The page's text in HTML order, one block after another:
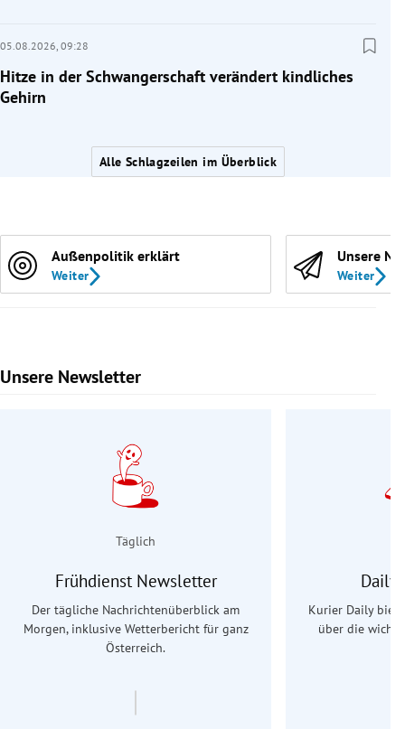
05.08.2026, 09:28
Hitze in der Schwangerschaft verändert kindliches
Gehirn
Alle Schlagzeilen im Überblick
Außenpolitik erklärt
Weiter
Unsere
Weiter
Unsere Newsletter
Slide 1 von 9
Täglich
Frühdienst Newsletter
Der tägliche Nachrichtenüberblick am
Morgen, inklusive Wetterbericht für ganz
Österreich.
Daily
Kurier Daily
über die